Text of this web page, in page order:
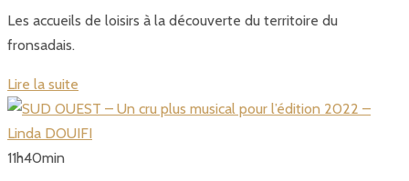
Les accueils de loisirs à la découverte du territoire du
fronsadais.
Lire la suite
11h40min